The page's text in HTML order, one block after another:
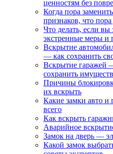
ценностям без
Когда пора
признаков, что пора
Что делать, если
экстренные меры и
Вскрытие
— как сохранить
Вскрытие гаражей
сохранить
Причины
их вскрыть
Какие замки авто
всего
Как вскрыть
Аварийное
Замок на дверь —
Какой замок